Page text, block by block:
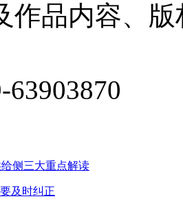
作品内容、
侧三大重点解读
及时纠正